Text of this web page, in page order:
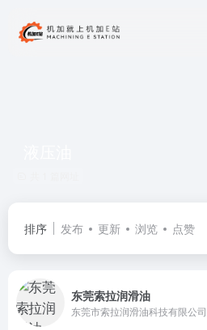
排序 发布 更新 浏览 点赞
东莞索拉润滑油